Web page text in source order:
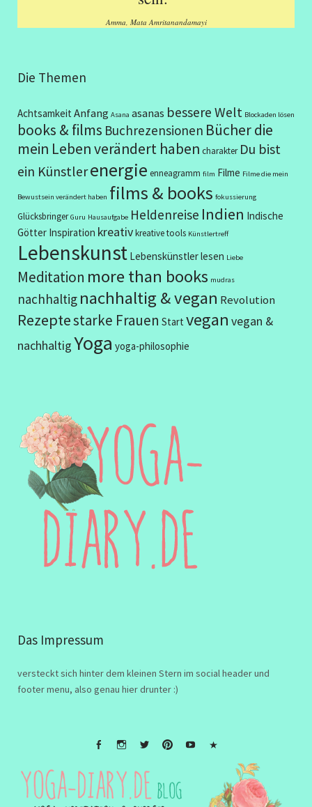
Amma, Mata Amritanandamayi
Die Themen
Achtsamkeit Anfang Asana asanas bessere Welt Blockaden lösen
books & films Buchrezensionen Bücher die
mein Leben verändert haben charakter Du bist
ein Künstlerenergie enneagramm film Filme Filme die mein
Bewustsein verändert haben films & books fokussierung
Glücksbringer Guru Hausaufgabe Heldenreise Indien Indische
Götter Inspiration kreativkreative tools Künstlertreff
Lebenskunst Lebenskünstlerlesen Liebe
Meditation more than books mudras
nachhaltig nachhaltig & vegan Revolution
Rezeptestarke Frauen Start vegan vegan &
nachhaltigYoga yoga-philosophie
Das Impressum
versteckt sich hinter dem kleinen Stern im social header und
footer menu, also genau hier drunter :)
Impressum
Disclaimer